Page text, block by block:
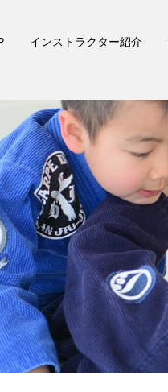
インストラクター紹介